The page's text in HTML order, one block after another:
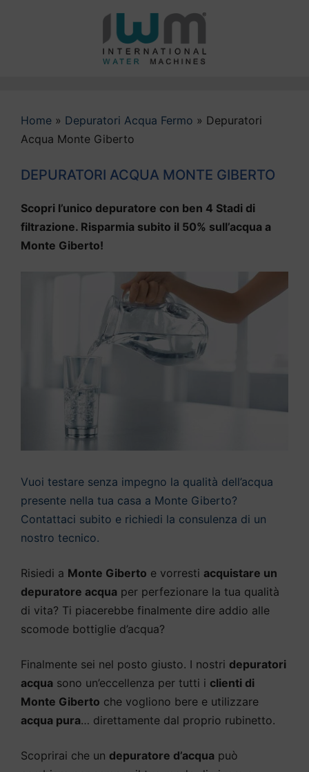
Home » Depuratori Acqua Fermo » Depuratori
Acqua Monte Giberto
DEPURATORI ACQUA MONTE GIBERTO
Scopri l’unico depuratore con ben 4 Stadi di
filtrazione. Risparmia subito il 50% sull’acqua a
Monte Giberto!
Vuoi testare senza impegno la qualità dell’acqua
presente nella tua casa a Monte Giberto?
Contattaci subito e richiedi la consulenza di un
nostro tecnico.
Risiedi a Monte Giberto e vorresti acquistare un
depuratore acqua per perfezionare la tua qualità
di vita? Ti piacerebbe finalmente dire addio alle
scomode bottiglie d’acqua?
Finalmente sei nel posto giusto. I nostri depuratori
acqua sono un’eccellenza per tutti i clienti di
Monte Giberto che vogliono bere e utilizzare
acqua pura… direttamente dal proprio rubinetto.
Scoprirai che un depuratore d’acqua può